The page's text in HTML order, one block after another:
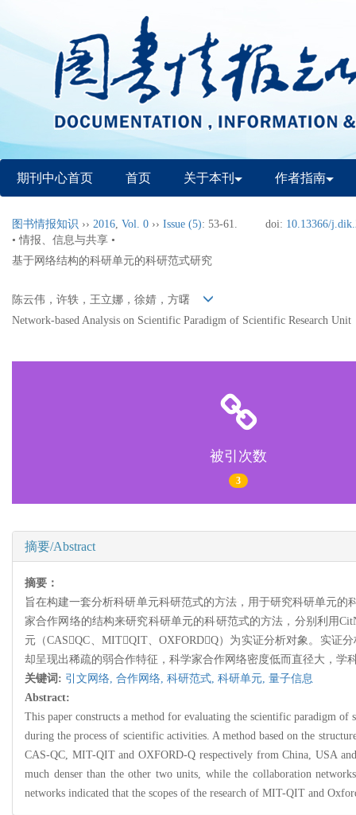
期刊中心首页 首页 关于本刊 作者指南
图书情报知识 ›› 2016, Vol. 0 ›› Issue (5): 53-61. doi: 10.13366/
• 情报、信息与共享 •
基于网络结构的科研单元的科研范式研究
陈云伟，许轶，王立娜，徐婧，方曙
Network-based Analysis on Scientific Paradigm of Scientific Research Unit
被引次数
3
摘要/Abstract
摘要：
旨在构建一套分析科研单元科研范式的方法，用于研究科研单元
家合作网络的结构来研究科研单元的科研范式的方法，分别利用
元（CASQC、MITQIT、OXFORDQ）为实证分析对象。实证
却呈现出稀疏的弱合作特征，科学家合作网络密度低而直径大，
关键词: 引文网络, 合作网络, 科研范式, 科研单元, 量子信息
Abstract:
This paper constructs a method for evaluating the scientific paradigm
during the process of scientific activities. A method based on the
CAS-QC, MIT-QIT and OXFORD-Q respectively from China, USA
much denser than the other two units, while the collaboration
networks indicated that the scopes of the research of MIT-QIT and